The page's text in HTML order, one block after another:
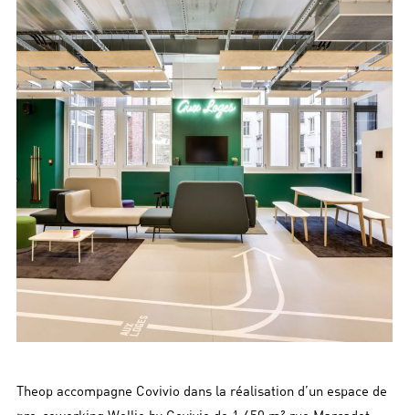
Theop accompagne Covivio dans la réalisation d’un espace de